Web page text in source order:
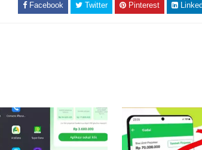
Facebook Twitter Pinterest